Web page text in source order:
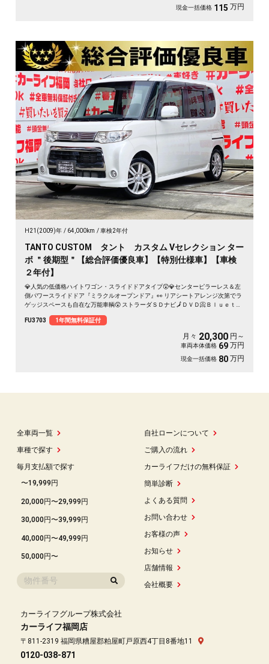
現金一括価格 115 万円
H21(2009)年 64,000km 車検2年付
TANTO CUSTOM タント カスタム Vセレクション ター
ボ ＂後期型＂【総合評価優良車】【特別仕様車】【車検
２年付】
💎人気の低価格ハイトワゴン・スライドドアタイプ😲💎センターピラーレス＆左
側パワースライドドア『ミラクルオープンドア』👀 リアシートアレンジ次第でラ
ゲッジスペースも自在な万能車輌😲 ストラーダＳＤナビ🗾ＤＶＤ📀Ｂｌｕｅｔｏ
ＨＩＤヘッドライト&フォグランプ🌈純正オプション・リアオーバーヘッドコンソ
ール付🔥大型収納スペース確保✨月々２０，３００円～ＯＫ😲 納車時新品タイヤ
FU3703 1年間無料保証付
月々 20,300 円～
車両本体価格 69 万円
現金一括価格 80 万円
全車両一覧
車種で探す
毎月支払額で探す
〜19,999円
20,000円〜29,999円
30,000円〜39,999円
40,000円〜49,999円
50,000円〜
自社ローンについて
ご購入の流れ
カーライフだけの無料保証
簡単診断
よくある質問
お問い合わせ
お客様の声
お知らせ
店舗情報
会社概要
カーライフグループ株式会社
カーライフ福岡店
〒811-2319 福岡県糟屋郡粕屋町戸原西4丁目8番地11
0120-038-871